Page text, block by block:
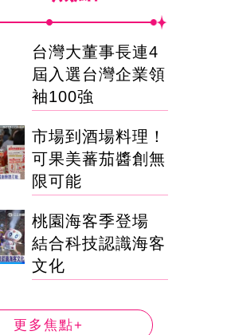
台灣大董事長連4
屆入選台灣企業領
袖100強
市場到酒場料理！
可果美蕃茄醬創無
限可能
桃園海客季登場
結合科技認識海客
文化
更多焦點+